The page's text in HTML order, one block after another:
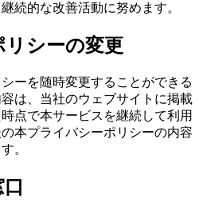
続的な改善活動に努めます。
リシーの変更
ーを随時変更することができる
は、当社のウェブサイトに掲載
点で本サービスを継続して利用
本プライバシーポリシーの内容
。